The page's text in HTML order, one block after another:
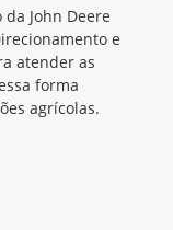
John Deere
e
atender as
forma
agrícolas.